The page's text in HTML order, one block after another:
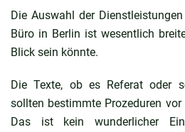
Die Auswahl der
Büro in Berlin ist wesentlich
Blick sein könnte.
Die Texte, ob es Referat oder
sollten bestimmte Prozeduren vor
Das ist kein wunderlicher